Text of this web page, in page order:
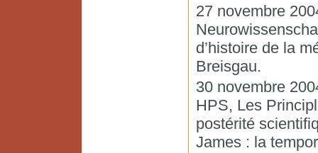
27 novembre
d’histoire de la
Breisgau.
30 novembre
HPS, Les
postérité
James : la